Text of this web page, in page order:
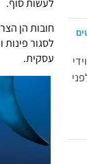
חובות הן
לסגור
עסקית.